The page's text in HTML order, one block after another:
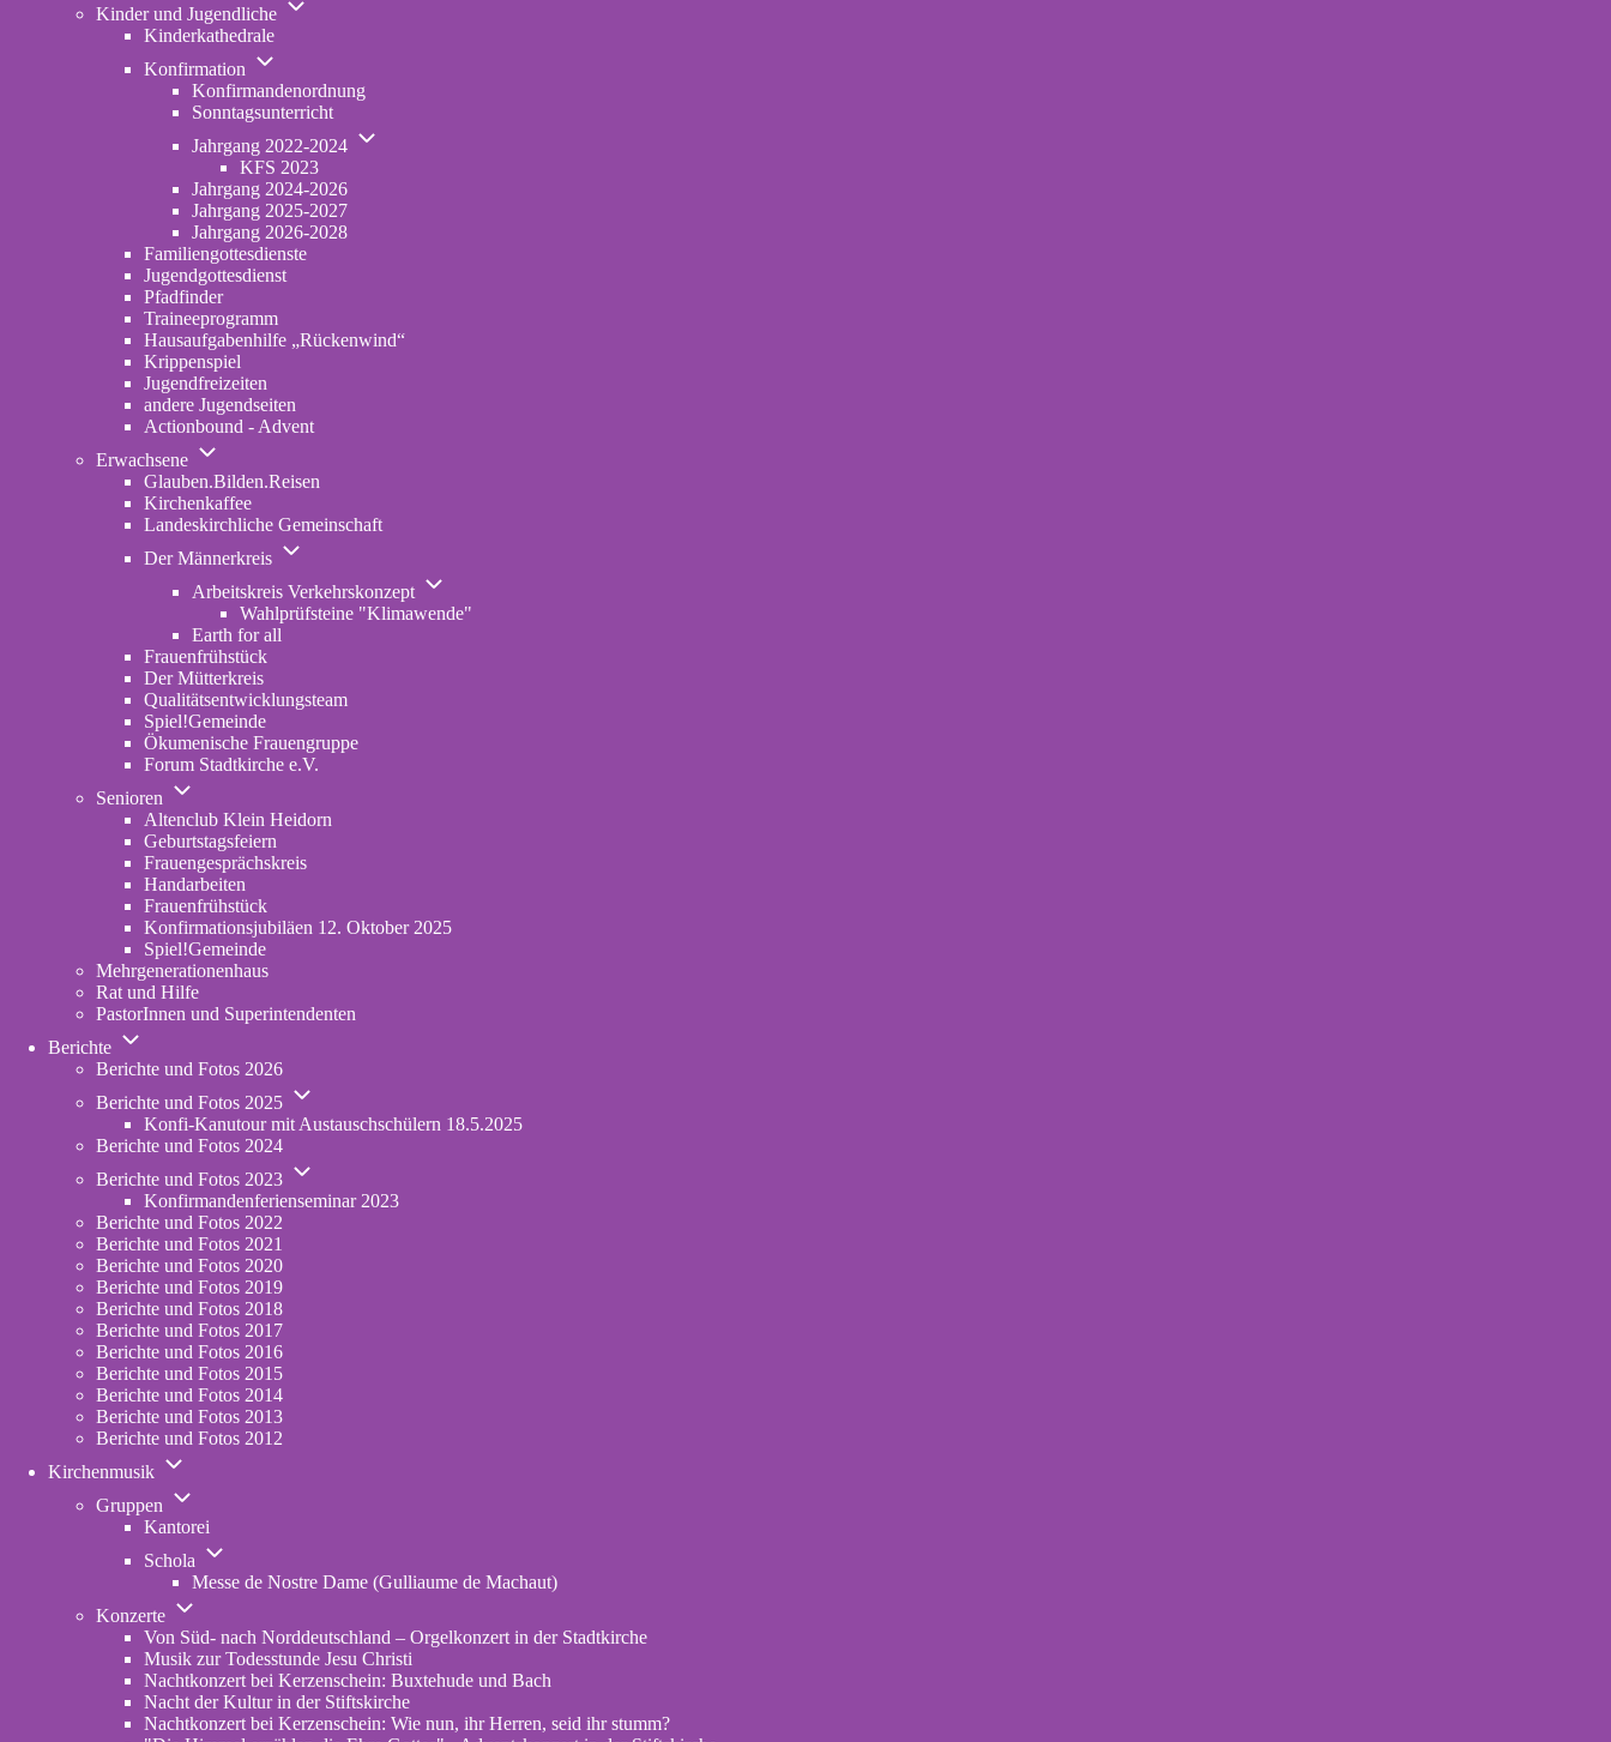
Kinder und Jugendliche
Jugendliche
Kinderkathedrale
Konfirmation
Unternavigation
Konfirmation
Konfirmandenordnung
Sonntagsunterricht
Jahrgang 2022-2024
Unternavigation
KFS 2023
Jahrgang 2024-2026
Jahrgang 2025-2027
Jahrgang 2026-2028
Familiengottesdienste
Jugendgottesdienst
Pfadfinder(opens
in
new
tab)
Traineeprogramm
Hausaufgabenhilfe „Rückenwind“
Krippenspiel
Jugendfreizeiten
andere Jugendseiten
Actionbound - Advent
Erwachsene
Unternavigation
Erwachsene
Glauben.Bilden.Reisen
new
Kirchenkaffee
Landeskirchliche Gemeinschaft
Der Männerkreis
Unternavigation
Der
Männerkreis
Arbeitskreis Verkehrskonzept
Unternavigation
Arbeitskreis
Wahlprüfsteine "Klimawende"
Earth for all
Frauenfrühstück
Der Mütterkreis
Qualitätsentwicklungsteam
Spiel!Gemeinde
Ökumenische Frauengruppe
Forum Stadtkirche e.V.
tab)
Senioren
Unternavigation
Senioren
Altenclub Klein Heidorn
Geburtstagsfeiern
Frauengesprächskreis
Handarbeiten
Frauenfrühstück
Konfirmationsjubiläen 12. Oktober 2025
Spiel!Gemeinde
Mehrgenerationenhaus
new
Rat und Hilfe
PastorInnen und Superintendenten
Berichte
Unternavigation
Berichte
Berichte und Fotos 2026
Berichte und Fotos 2025
Unternavigation
Berichte
Fotos
2025
Konfi-Kanutour mit Austauschschülern 18.5.2025
Berichte und Fotos 2024
Berichte und Fotos 2023
Unternavigation
Berichte
Konfirmandenferienseminar 2023
Berichte und Fotos 2022
Berichte und Fotos 2021
Berichte und Fotos 2020
Berichte und Fotos 2019
Berichte und Fotos 2018
Berichte und Fotos 2017
Berichte und Fotos 2016
Berichte und Fotos 2015
Berichte und Fotos 2014
Berichte und Fotos 2013
Berichte und Fotos 2012
Kirchenmusik
Unternavigation
Kirchenmusik
Gruppen
Unternavigation
Gruppen
Kantorei
Schola
Unternavigation
Schola
Messe de Nostre Dame (Gulliaume de Machaut)
Konzerte
Unternavigation
Konzerte
Von Süd- nach Norddeutschland – Orgelkonzert in der Stadtkirche
Musik zur Todesstunde Jesu Christi
Nachtkonzert bei Kerzenschein: Buxtehude und Bach
Nacht der Kultur in der Stiftskirche
Nachtkonzert bei Kerzenschein: Wie nun, ihr Herren, seid ihr stumm?